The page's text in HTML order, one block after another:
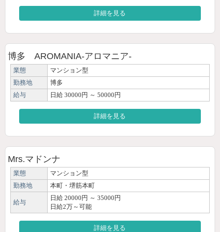
詳細を見る
博多 AROMANIA-アロマニア-
業態
マンション型
勤務地
博多
給与
日給 30000円 ～ 50000円
詳細を見る
Mrs.マドンナ
業態
マンション型
勤務地
本町・堺筋本町
給与
日給 20000円 ～ 35000円
日給2万～可能
詳細を見る